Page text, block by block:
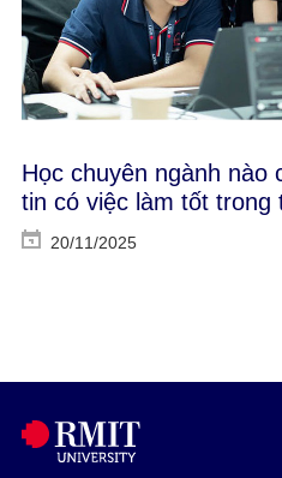
Học chuyên ngành nào
tin có việc làm tốt trong
20/11/2025